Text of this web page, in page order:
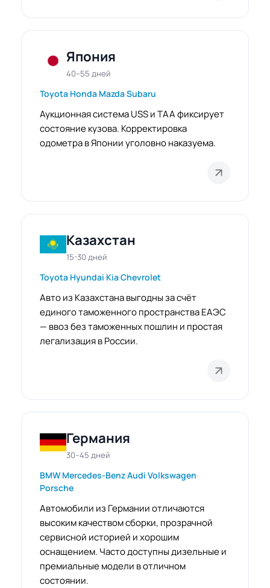
Япония
40–55 дней
Toyota·Honda·Mazda·Subaru
Аукционная система USS и TAA фиксирует
состояние кузова. Корректировка
одометра в Японии уголовно наказуема.
Казахстан
15-30 дней
Toyota·Hyundai·Kia·Chevrolet
Авто из Казахстана выгодны за счёт
единого таможенного пространства ЕАЭС
— ввоз без таможенных пошлин и простая
легализация в России.
Германия
30–45 дней
BMW·Mercedes-Benz·Audi·Volkswagen·
Porsche
Автомобили из Германии отличаются
высоким качеством сборки, прозрачной
сервисной историей и хорошим
оснащением. Часто доступны дизельные и
премиальные модели в отличном
состоянии.